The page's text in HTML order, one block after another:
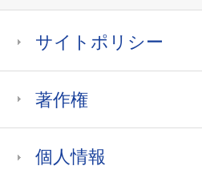
サイトポリシー
著作権
個人情報